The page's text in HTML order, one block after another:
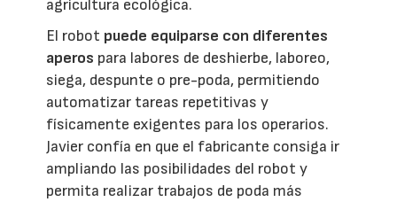
agricultura ecológica.
El robot puede equiparse con diferentes
aperos para labores de deshierbe, laboreo,
siega, despunte o pre-poda, permitiendo
automatizar tareas repetitivas y
físicamente exigentes para los operarios.
Javier confía en que el fabricante consiga ir
ampliando las posibilidades del robot y
permita realizar trabajos de poda más